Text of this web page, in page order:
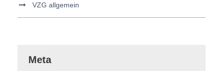
VZG allgemein
Meta